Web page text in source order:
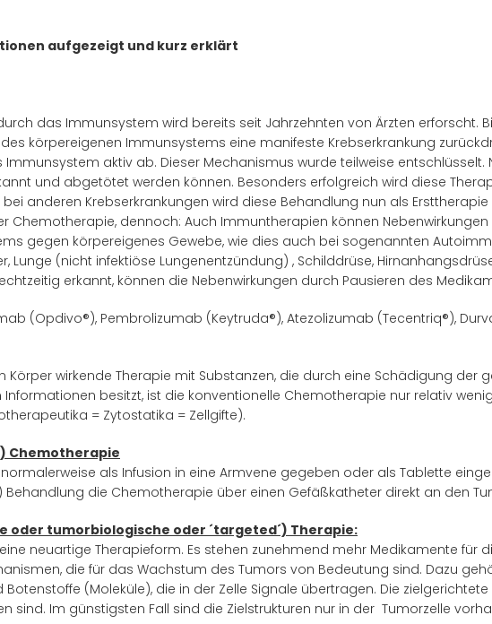
aufgezeigt und kurz erklärt
das Immunsystem wird bereits seit Jahrzehnten von Ärzten erforscht.
körpereigenen Immunsystems eine manifeste Krebserkrankung
Immunsystem aktiv ab. Dieser Mechanismus wurde teilweise
und abgetötet werden können. Besonders erfolgreich wird diese
anderen Krebserkrankungen wird diese Behandlung nun als
Chemotherapie, dennoch: Auch Immuntherapien können
gegen körpereigenes Gewebe, wie dies auch bei sogenannten
Lunge (nicht infektiöse Lungenentzündung) , Schilddrüse,
erkannt, können die Nebenwirkungen durch Pausieren des
(Opdivo®), Pembrolizumab (Keytruda®), Atezolizumab (Tecentriq®),
wirkende Therapie mit Substanzen, die durch eine Schädigung der
Informationen besitzt, ist die konventionelle Chemotherapie nur relativ
= Zytostatika = Zellgifte).
Chemotherapie
als Infusion in eine Armvene gegeben oder als Tablette
die Chemotherapie über einen Gefäßkatheter direkt an den
oder tumorbiologische oder ´targeted´) Therapie:
neuartige Therapieform. Es stehen zunehmend mehr Medikamente für
die für das Wachstum des Tumors von Bedeutung sind. Dazu
(Moleküle), die in der Zelle Signale übertragen. Die
sind. Im günstigsten Fall sind die Zielstrukturen nur in der Tumorzelle